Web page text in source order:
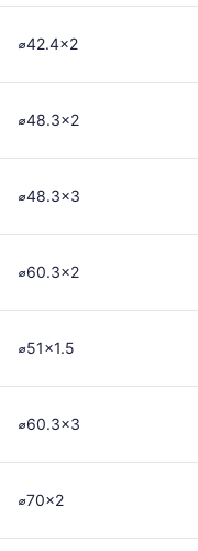
⌀42.4x2
⌀48.3x2
⌀48.3x3
⌀60.3x2
⌀51x1.5
⌀60.3x3
⌀70x2